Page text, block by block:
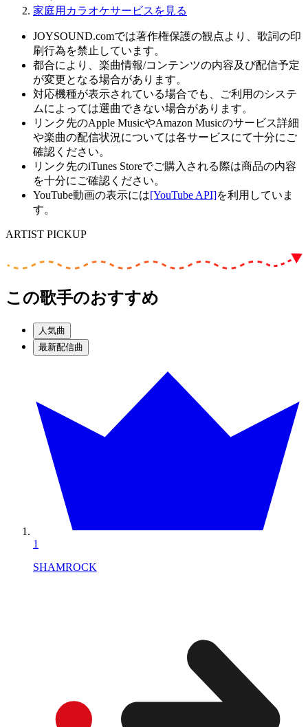
家庭用カラオケサービスを見る
JOYSOUND.comでは著作権保護の観点より、歌詞の印
刷行為を禁止しています。
都合により、楽曲情報/コンテンツの内容及び配信予定
が変更となる場合があります。
対応機種が表示されている場合でも、ご利用のシステ
ムによっては選曲できない場合があります。
リンク先のApple MusicやAmazon Musicのサービス詳細
や楽曲の配信状況については各サービスにて十分にご
確認ください。
リンク先のiTunes Storeでご購入される際は商品の内容
を十分にご確認ください。
YouTube動画の表示には[YouTube API]を利用していま
す。
ARTIST PICKUP
この歌手のおすすめ
人気曲
最新配信曲
1
SHAMROCK